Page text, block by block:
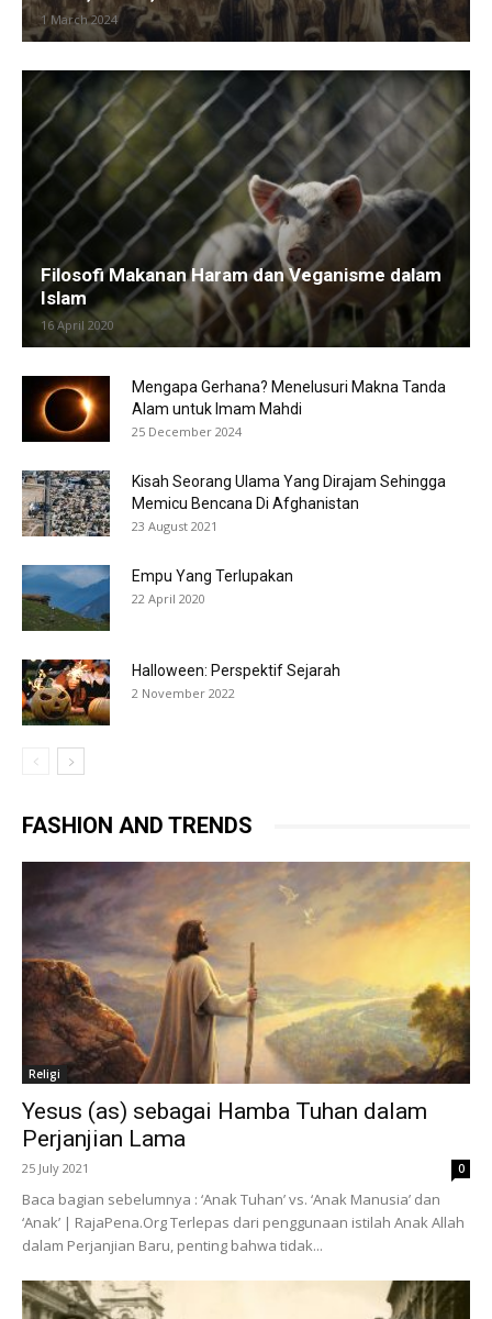
1 March 2024
Filosofi Makanan Haram dan Veganisme dalam
Islam
16 April 2020
Mengapa Gerhana? Menelusuri Makna Tanda
Alam untuk Imam Mahdi
25 December 2024
Kisah Seorang Ulama Yang Dirajam Sehingga
Memicu Bencana Di Afghanistan
23 August 2021
Empu Yang Terlupakan
22 April 2020
Halloween: Perspektif Sejarah
2 November 2022
FASHION AND TRENDS
Religi
Yesus (as) sebagai Hamba Tuhan dalam
Perjanjian Lama
25 July 2021 0
Baca bagian sebelumnya : ‘Anak Tuhan’ vs. ‘Anak Manusia’ dan
‘Anak’ | RajaPena.Org Terlepas dari penggunaan istilah Anak Allah
dalam Perjanjian Baru, penting bahwa tidak...